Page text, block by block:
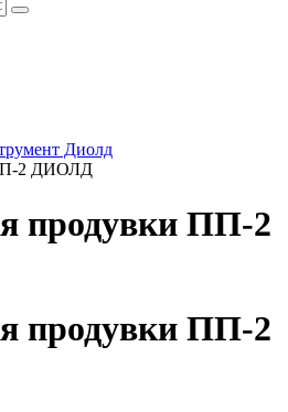
Диолд
2 ДИОЛД
продувки ПП-2
продувки ПП-2